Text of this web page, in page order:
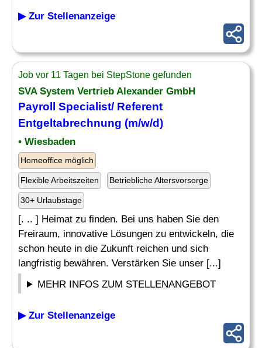
▶ Zur Stellenanzeige
Job vor 11 Tagen bei StepStone gefunden
SVA System Vertrieb Alexander GmbH
Payroll Specialist/ Referent
Entgeltabrechnung (m/w/d)
• Wiesbaden
Homeoffice möglich
Flexible Arbeitszeiten Betriebliche Altersvorsorge
30+ Urlaubstage
[. .. ] Heimat zu finden. Bei uns haben Sie den
Freiraum, innovative Lösungen zu entwickeln, die
schon heute in die Zukunft reichen und sich
langfristig bewähren. Verstärken Sie unser [...]
MEHR INFOS ZUM STELLENANGEBOT
▶ Zur Stellenanzeige